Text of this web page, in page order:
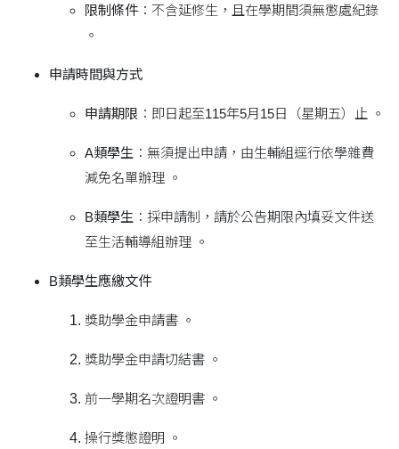
限制條件：不含延修生，且在學期間須無懲處紀錄
。
申請時間與方式
申請期限 ：即日起至115年5月15日（星期五）止 。
A類學生 ：無須提出申請，由生輔組逕行依學雜費
減免名單辦理 。
B類學生 ：採申請制，請於公告期限內填妥文件送
至生活輔導組辦理 。
B類學生應繳文件
獎助學金申請書 。
獎助學金申請切結書 。
前一學期名次證明書 。
操行獎懲證明 。